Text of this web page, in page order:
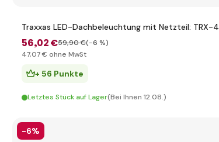
Traxxas LED-Dachbeleuchtung mit Netzteil: TRX-4
56,02 €59,90 €(-6 %)
47,07 € ohne MwSt
+ 56 Punkte
Letztes Stück auf Lager(Bei Ihnen 12.08.)
-6%